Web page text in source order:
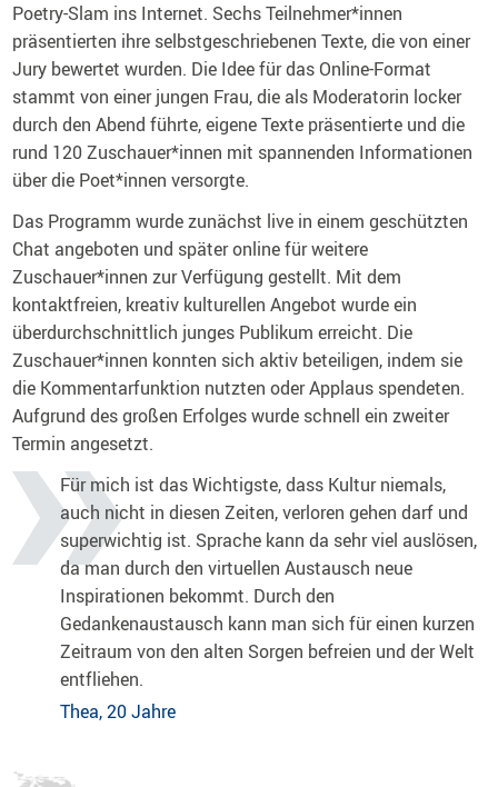
Poetry-Slam ins Internet. Sechs Teilnehmer*innen
präsentierten ihre selbstgeschriebenen Texte, die von einer
Jury bewertet wurden. Die Idee für das Online-Format
stammt von einer jungen Frau, die als Moderatorin locker
durch den Abend führte, eigene Texte präsentierte und die
rund 120 Zuschauer*innen mit spannenden Informationen
über die Poet*innen versorgte.
Das Programm wurde zunächst live in einem geschützten
Chat angeboten und später online für weitere
Zuschauer*innen zur Verfügung gestellt. Mit dem
kontaktfreien, kreativ kulturellen Angebot wurde ein
überdurchschnittlich junges Publikum erreicht. Die
Zuschauer*innen konnten sich aktiv beteiligen, indem sie
die Kommentarfunktion nutzten oder Applaus spendeten.
Aufgrund des großen Erfolges wurde schnell ein zweiter
Termin angesetzt.
Für mich ist das Wichtigste, dass Kultur niemals,
auch nicht in diesen Zeiten, verloren gehen darf und
superwichtig ist. Sprache kann da sehr viel auslösen,
da man durch den virtuellen Austausch neue
Inspirationen bekommt. Durch den
Gedankenaustausch kann man sich für einen kurzen
Zeitraum von den alten Sorgen befreien und der Welt
entfliehen.
Thea, 20 Jahre